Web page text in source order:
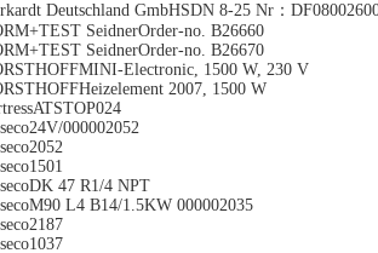
Deutschland GmbHSDN 8-25 Nr：
SeidnerOrder-no. B26660
SeidnerOrder-no. B26670
Electronic, 1500 W, 230 V
2007, 1500 W
000002052
47 R1/4 NPT
L4 B14/1.5KW 000002035